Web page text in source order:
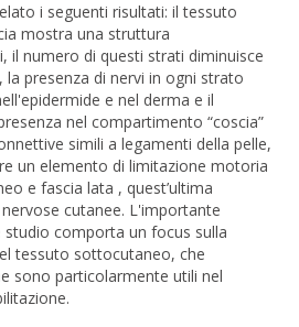
i seguenti risultati: il tessuto
mostra una struttura
il numero di questi strati diminuisce
presenza di nervi in ogni strato
e nel derma e il
nel compartimento “coscia”
simili a legamenti della pelle,
un elemento di limitazione motoria
e fascia lata , quest’ultima
cutanee. L'importante
studio comporta un focus sulla
tessuto sottocutaneo, che
sono particolarmente utili nel